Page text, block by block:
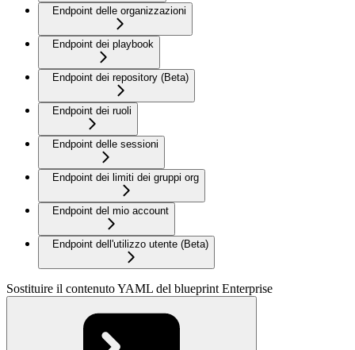
Endpoint delle organizzazioni
Endpoint dei playbook
Endpoint dei repository (Beta)
Endpoint dei ruoli
Endpoint delle sessioni
Endpoint dei limiti dei gruppi org
Endpoint del mio account
Endpoint dell'utilizzo utente (Beta)
Sostituire il contenuto YAML del blueprint Enterprise